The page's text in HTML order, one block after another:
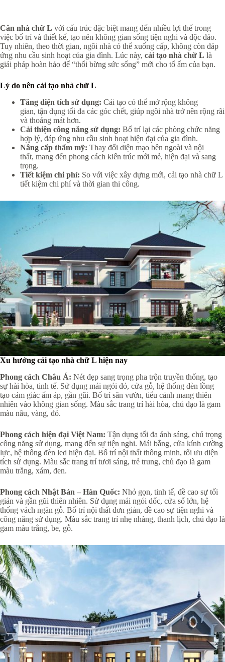
Căn nhà chữ L với cấu trúc đặc biệt mang đến nhiều lợi thế trong
việc bố trí và thiết kế, tạo nên không gian sống tiện nghi và độc đáo.
Tuy nhiên, theo thời gian, ngôi nhà có thể xuống cấp, không còn đáp
ứng nhu cầu sinh hoạt của gia đình. Lúc này, cải tạo nhà chữ L là
giải pháp hoàn hảo để “thổi bừng sức sống” mới cho tổ ấm của bạn.
Lý do nên cải tạo nhà chữ L
Tăng diện tích sử dụng: Cải tạo có thể mở rộng không
gian, tận dụng tối đa các góc chết, giúp ngôi nhà trở nên rộng rãi
và thoáng mát hơn.
Cải thiện công năng sử dụng: Bố trí lại các phòng chức năng
hợp lý, đáp ứng nhu cầu sinh hoạt hiện đại của gia đình.
Nâng cấp thẩm mỹ: Thay đổi diện mạo bên ngoài và nội
thất, mang đến phong cách kiến trúc mới mẻ, hiện đại và sang
trọng.
Tiết kiệm chi phí: So với việc xây dựng mới, cải tạo nhà chữ L
tiết kiệm chi phí và thời gian thi công.
Xu hướng cải tạo nhà chữ L hiện nay
Phong cách Châu Á: Nét đẹp sang trọng pha trộn truyền thống, tạo
sự hài hòa, tinh tế. Sử dụng mái ngói đỏ, cửa gỗ, hệ thống đèn lồng
tạo cảm giác ấm áp, gần gũi. Bố trí sân vườn, tiểu cảnh mang thiên
nhiên vào không gian sống. Màu sắc trang trí hài hòa, chủ đạo là gam
màu nâu, vàng, đỏ.
Phong cách hiện đại Việt Nam: Tận dụng tối đa ánh sáng, chú trọng
công năng sử dụng, mang đến sự tiện nghi. Mái bằng, cửa kính cường
lực, hệ thống đèn led hiện đại. Bố trí nội thất thông minh, tối ưu diện
tích sử dụng. Màu sắc trang trí tươi sáng, trẻ trung, chủ đạo là gam
màu trắng, xám, đen.
Phong cách Nhật Bản – Hàn Quốc: Nhỏ gọn, tinh tế, đề cao sự tối
giản và gần gũi thiên nhiên. Sử dụng mái ngói dốc, cửa sổ lớn, hệ
thống vách ngăn gỗ. Bố trí nội thất đơn giản, đề cao sự tiện nghi và
công năng sử dụng. Màu sắc trang trí nhẹ nhàng, thanh lịch, chủ đạo là
gam màu trắng, be, gỗ.